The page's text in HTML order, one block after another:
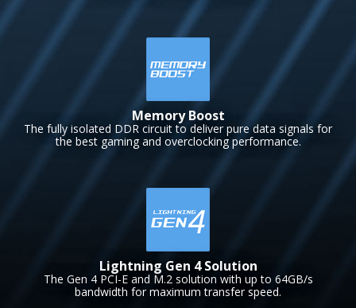
Memory Boost
The fully isolated DDR circuit to deliver pure data signals for
the best gaming and overclocking performance.
Lightning Gen 4 Solution
The Gen 4 PCI-E and M.2 solution with up to 64GB/s
bandwidth for maximum transfer speed.